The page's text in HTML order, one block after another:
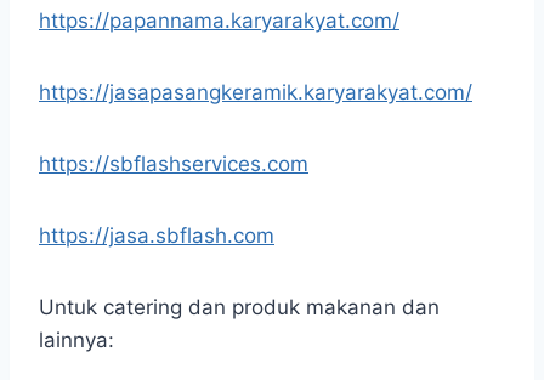
https://papannama.karyarakyat.com/
https://jasapasangkeramik.karyarakyat.com/
https://sbflashservices.com
https://jasa.sbflash.com
Untuk catering dan produk makanan dan
lainnya: